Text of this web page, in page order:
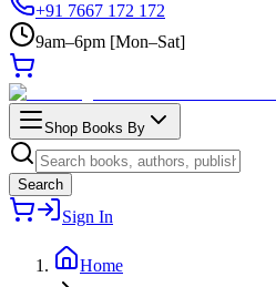
+91 7667 172 172
9am–6pm [Mon–Sat]
Shop Books By
Search
Sign In
Home